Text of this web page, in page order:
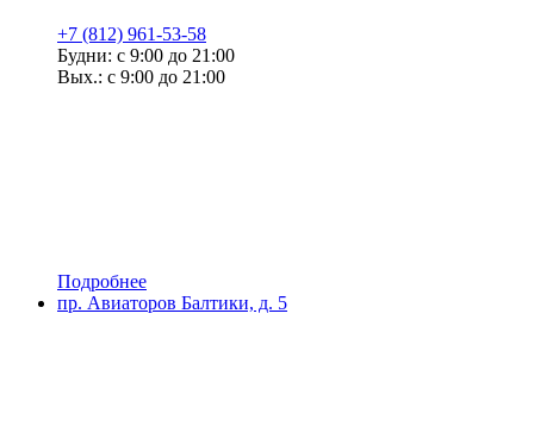
+7 (812) 961-53-58
Будни: с 9:00 до 21:00
Вых.: с 9:00 до 21:00
Подробнее
пр. Авиаторов Балтики, д. 5